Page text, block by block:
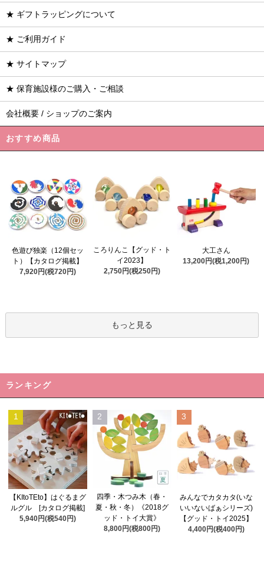
★ ギフトラッピングについて
★ ご利用ガイド
★ サイトマップ
★ 保育施設様のご購入・ご相談
会社概要 / ショップのご案内
おすすめ商品
色遊び独楽（12個セッ
ト）【カタログ掲載】
7,920円(税720円)
ころりんこ【グッド・ト
イ2023】
2,750円(税250円)
大工さん
13,200円(税1,200円)
もっと見る
ランキング
1
【KItoTEto】はぐるまグ
ルグル [カタログ掲載]
5,940円(税540円)
2
四季・木つみ木（春・
夏・秋・冬）《2018グ
ッド・トイ大賞》
8,800円(税800円)
3
みんなでカタカタ(いな
いいないばぁシリーズ)
【グッド・トイ2025】
4,400円(税400円)